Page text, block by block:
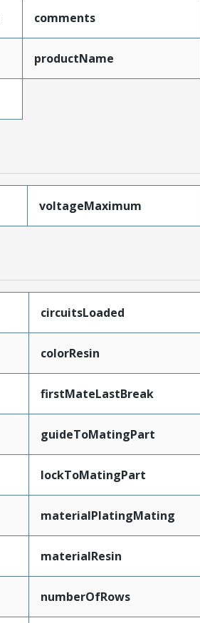
comments
productName
voltageMaximum
circuitsLoaded
colorResin
firstMateLastBreak
guideToMatingPart
lockToMatingPart
materialPlatingMating
materialResin
numberOfRows